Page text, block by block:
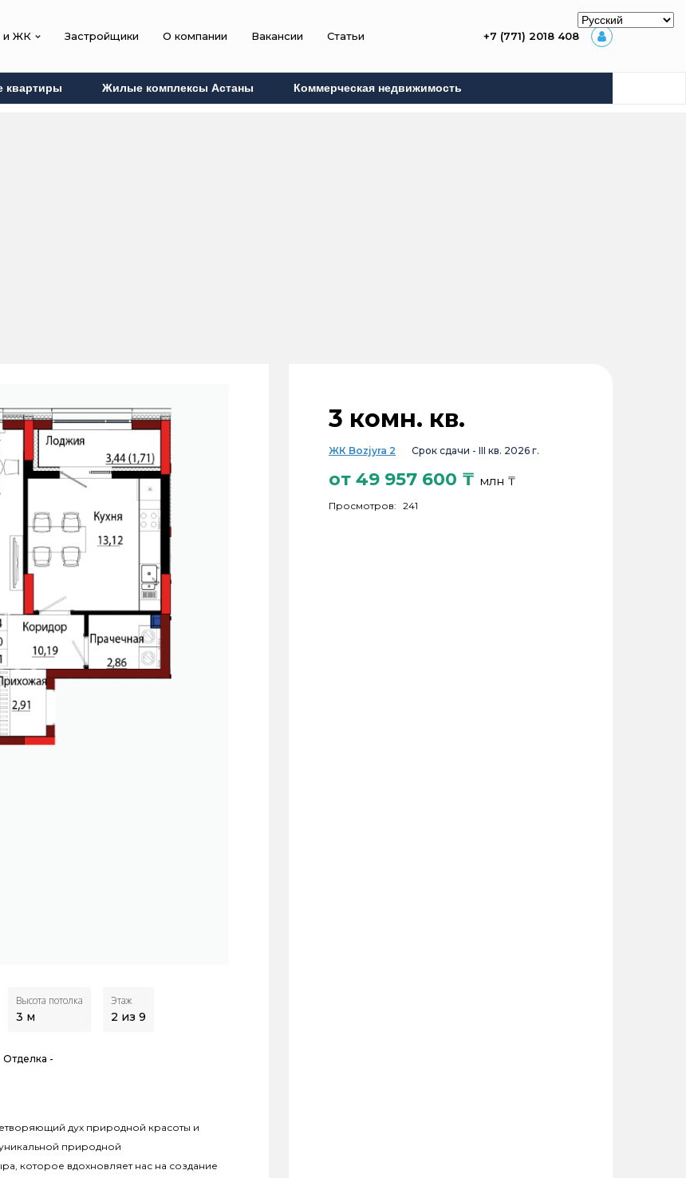
и ЖК Застройщики О компании Вакансии Статьи +7 (771) 2018 408
квартиры Жилые комплексы Астаны Коммерческая недвижимость
Высота потолка
3 м
Этаж
2 из 9
Отделка -
дух природной красоты и
природной
которое вдохновляет нас на создание
3 комн. кв.
ЖК Bozjyra 2 Срок сдачи - III кв. 2026 г.
от 49 957 600 ₸ млн ₸
Просмотров: 241